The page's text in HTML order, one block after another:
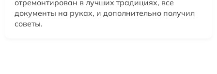
отремонтирован в лучших традициях, все
документы на руках, и дополнительно получил
советы.